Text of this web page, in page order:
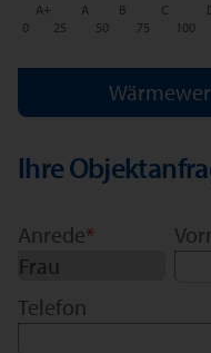
A+ A B C
0
25 50 75 100
Ihre
Anrede*
Telefon